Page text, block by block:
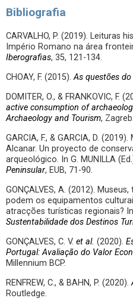
Bibliografia
CARVALHO, P. (2019). Leituras
Império Romano na área
Iberografias, 35, 121-134.
CHOAY, F. (2015).As questões
DOMITER, O., & FRANKOVIC, F.
active consumption of
Archaeology and Tourism, Zagreb.
GARCIA, F., & GARCIA, D.
Alcanar. Un proyecto de
arqueológico. In G. MUNILLA
Peninsular, EUB, 71-90.
GONÇALVES, A. (2012).
podem os equipamentos
atracções turísticas regionais? In
Sustentabilidade dos Destinos
GONÇALVES, C. V. et al. (2020).
Portugal: Avaliação do Valor
Millennium BCP.
RENFREW, C., & BAHN, P. (2020).
Routledge.